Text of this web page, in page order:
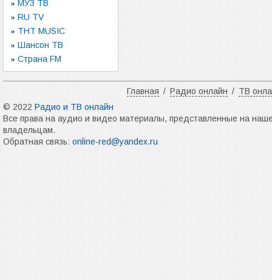
МУЗ ТВ
RU TV
ТНТ MUSIC
Шансон ТВ
Страна FM
Главная / Радио онлайн / ТВ
© 2022 Радио и ТВ онлайн
Все права на аудио и видео материалы, представленные на
владельцам.
Обратная связь: online-red@yandex.ru